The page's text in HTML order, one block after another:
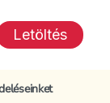
Letöltés